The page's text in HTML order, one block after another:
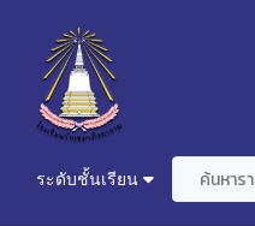
ระดับชั้นเรียน